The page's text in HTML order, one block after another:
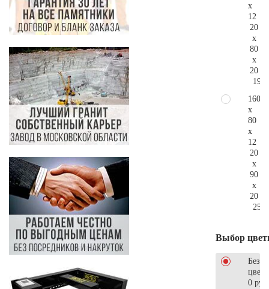
x
12
20
x
80
x
20
160
x
80
x
12
20
x
90
x
20
Выбор
Без
0 руб.